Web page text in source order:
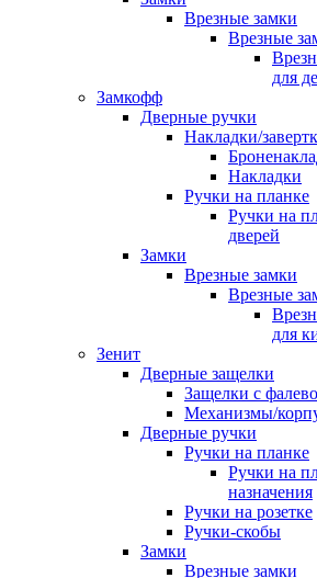
Врезные замки
Врезные
для
Замкофф
Дверные ручки
Накладки/
Накладки
Ручки на планке
Ручки на
дверей
Замки
Врезные замки
Врезные
для
Зенит
Дверные защелки
Защелки с
Механизмы/
Дверные ручки
Ручки на планке
Ручки на
назначения
Ручки на розетке
Ручки-скобы
Замки
Врезные замки